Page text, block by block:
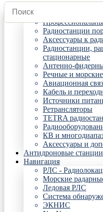
Радиостанции
Радиостанции
Аксессуары к
Радиостанции,
стационарные
Антенно-
Речные и
Авиационная
Кабель и
Источники
Ретрансляторы
TETRA
КВ и
Аксессуары и
Антидроновые станции
Навигация
РЛС -
Морские
Ледовая РЛС
Система
ЭКНИС